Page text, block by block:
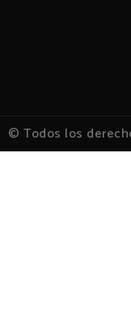
© Todos los